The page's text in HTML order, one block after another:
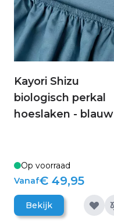
Kayori Shizu
biologisch perkal
hoeslaken - blauw
Op voorraad
Vanaf€ 49,95
Bekijk